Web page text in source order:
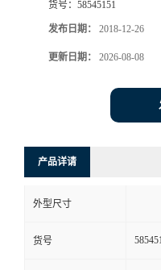
货号： 58545151
发布日期： 2018-12-26
更新日期： 2026-08-08
产品详请
外型尺寸
货号